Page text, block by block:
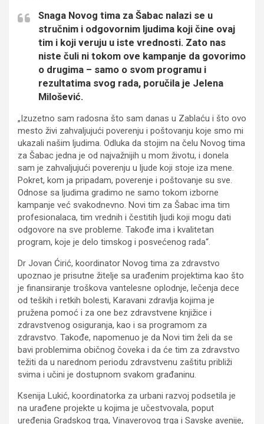
Snaga Novog tima za Šabac nalazi se u
stručnim i odgovornim ljudima koji čine ovaj
tim i koji veruju u iste vrednosti. Zato nas
niste čuli ni tokom ove kampanje da govorimo
o drugima – samo o svom programu i
rezultatima svog rada, poručila je Jelena
Milošević.
„Izuzetno sam radosna što sam danas u Zablaću i što ovo
mesto živi zahvaljujući poverenju i poštovanju koje smo mi
ukazali našim ljudima. Odluka da stojim na čelu Novog tima
za Šabac jedna je od najvažnijih u mom životu, i donela
sam je zahvaljujući poverenju u ljude koji stoje iza mene.
Pokret, kom ja pripadam, poverenje i poštovanje su sve.
Odnose sa ljudima gradimo ne samo tokom izborne
kampanje već svakodnevno. Novi tim za Šabac ima tim
profesionalaca, tim vrednih i čestitih ljudi koji mogu dati
odgovore na sve probleme. Takođe ima i kvalitetan
program, koje je delo timskog i posvećenog rada“.
Dr Jovan Ćirić, koordinator Novog tima za zdravstvo
upoznao je prisutne žitelje sa urađenim projektima kao što
je finansiranje troškova vantelesne oplodnje, lečenja dece
od teških i retkih bolesti, Karavani zdravlja kojima je
pružena pomoć i za one bez zdravstvene knjižice i
zdravstvenog osiguranja, kao i sa programom za
zdravstvo. Takođe, napomenuo je da Novi tim želi da se
bavi problemima običnog čoveka i da će tim za zdravstvo
težiti da u narednom periodu zdravstvenu zaštitu približi
svima i učini je dostupnom svakom građaninu.
Ksenija Lukić, koordinatorka za urbani razvoj podsetila je
na urađene projekte u kojima je učestvovala, poput
uređenja Gradskog trga, Vinaverovog trga i Savske avenije,